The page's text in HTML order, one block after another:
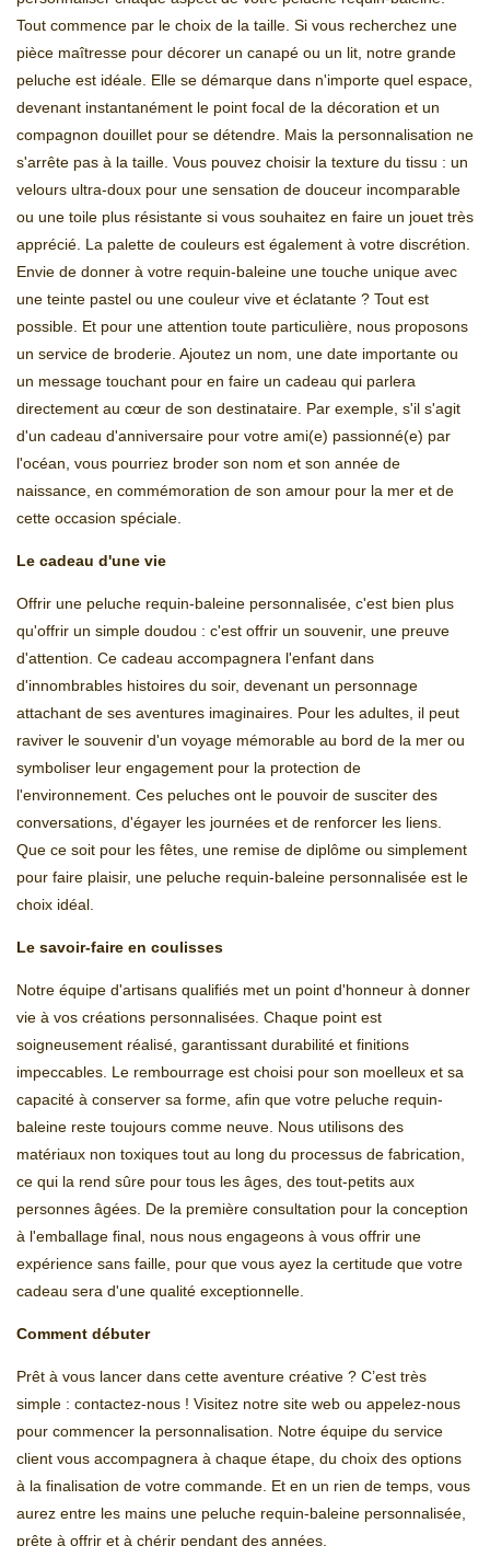
Tout commence par le choix de la taille. Si vous recherchez une
pièce maîtresse pour décorer un canapé ou un lit, notre grande
peluche est idéale. Elle se démarque dans n'importe quel espace,
devenant instantanément le point focal de la décoration et un
compagnon douillet pour se détendre. Mais la personnalisation ne
s'arrête pas à la taille. Vous pouvez choisir la texture du tissu : un
velours ultra-doux pour une sensation de douceur incomparable
ou une toile plus résistante si vous souhaitez en faire un jouet très
apprécié. La palette de couleurs est également à votre discrétion.
Envie de donner à votre requin-baleine une touche unique avec
une teinte pastel ou une couleur vive et éclatante ? Tout est
possible. Et pour une attention toute particulière, nous proposons
un service de broderie. Ajoutez un nom, une date importante ou
un message touchant pour en faire un cadeau qui parlera
directement au cœur de son destinataire. Par exemple, s'il s'agit
d'un cadeau d'anniversaire pour votre ami(e) passionné(e) par
l'océan, vous pourriez broder son nom et son année de
naissance, en commémoration de son amour pour la mer et de
cette occasion spéciale.
Le cadeau d'une vie
Offrir une peluche requin-baleine personnalisée, c'est bien plus
qu'offrir un simple doudou : c'est offrir un souvenir, une preuve
d'attention. Ce cadeau accompagnera l'enfant dans
d'innombrables histoires du soir, devenant un personnage
attachant de ses aventures imaginaires. Pour les adultes, il peut
raviver le souvenir d'un voyage mémorable au bord de la mer ou
symboliser leur engagement pour la protection de
l'environnement. Ces peluches ont le pouvoir de susciter des
conversations, d'égayer les journées et de renforcer les liens.
Que ce soit pour les fêtes, une remise de diplôme ou simplement
pour faire plaisir, une peluche requin-baleine personnalisée est le
choix idéal.
Le savoir-faire en coulisses
Notre équipe d'artisans qualifiés met un point d'honneur à donner
vie à vos créations personnalisées. Chaque point est
soigneusement réalisé, garantissant durabilité et finitions
impeccables. Le rembourrage est choisi pour son moelleux et sa
capacité à conserver sa forme, afin que votre peluche requin-
baleine reste toujours comme neuve. Nous utilisons des
matériaux non toxiques tout au long du processus de fabrication,
ce qui la rend sûre pour tous les âges, des tout-petits aux
personnes âgées. De la première consultation pour la conception
à l'emballage final, nous nous engageons à vous offrir une
expérience sans faille, pour que vous ayez la certitude que votre
cadeau sera d'une qualité exceptionnelle.
Comment débuter
Prêt à vous lancer dans cette aventure créative ? C’est très
simple : contactez-nous ! Visitez notre site web ou appelez-nous
pour commencer la personnalisation. Notre équipe du service
client vous accompagnera à chaque étape, du choix des options
à la finalisation de votre commande. Et en un rien de temps, vous
aurez entre les mains une peluche requin-baleine personnalisée,
prête à offrir et à chérir pendant des années.